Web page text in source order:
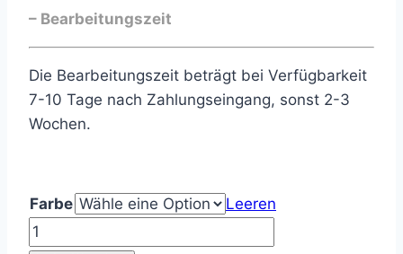
– Bearbeitungszeit
Die Bearbeitungszeit beträgt bei Verfügbarkeit
7-10 Tage nach Zahlungseingang, sonst 2-3
Wochen.
Farbe
Leeren
Kissen